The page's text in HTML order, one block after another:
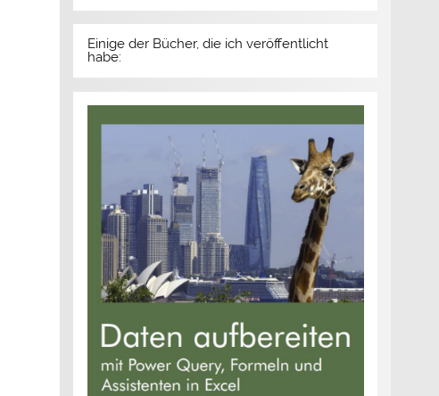
Einige der Bücher, die ich veröffentlicht
habe: